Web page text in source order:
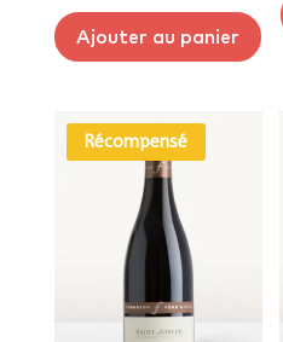
Ajouter au panier
Récompensé